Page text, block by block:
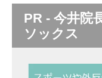
PR - 今井院
ソックス